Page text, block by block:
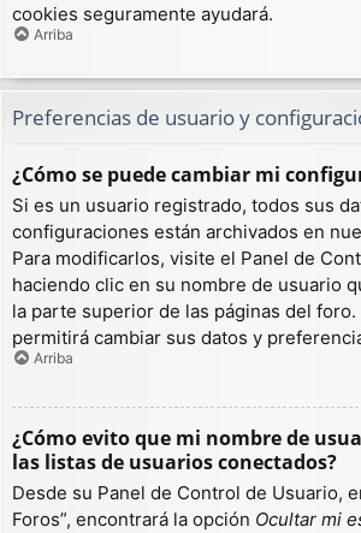
cookies seguramente ayudará.
Arriba
Preferencias de usuario y
¿Cómo se puede cambiar mi
Si es un usuario registrado, todos sus
configuraciones están archivados en
Para modificarlos, visite el Panel de
haciendo clic en su nombre de usuario
la parte superior de las páginas del foro.
permitirá cambiar sus datos y
Arriba
¿Cómo evito que mi nombre de
las listas de usuarios conectados?
Desde su Panel de Control de Usuario,
Foros”, encontrará la opción Ocultar mi